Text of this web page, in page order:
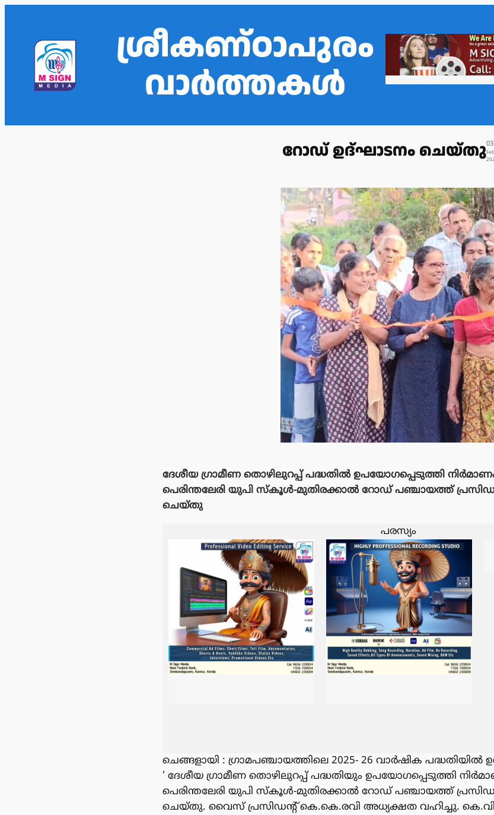
ശ്രീകണ്ഠാപുരം
വാർത്തകൾ
റോഡ് ഉദ്ഘാടനം ചെയ്തു03
ദേശീയ ഗ്രാമീണ തൊഴിലുറപ്പ് പദ്ധതിൽ ഉപയോഗപ്പെടുത്തി
പെരിന്തലേരി യുപി സ്കൂൾ-മുതിരക്കാൽ റോഡ് പഞ്ചായത്ത്
ചെയ്തു
പരസ്യം
ചെങ്ങളായി : ഗ്രാമപഞ്ചായത്തിലെ 2025- 26 വാർഷിക
‘ ദേശീയ ഗ്രാമീണ തൊഴിലുറപ്പ് പദ്ധതിയും ഉപയോഗപ്പെടുത്തി
പെരിന്തലേരി യുപി സ്കൂൾ-മുതിരക്കാൽ റോഡ് പഞ്ചായത്ത്
ചെയ്തു. വൈസ് പ്രസിഡൻ്റ് കെ.കെ.രവി അധ്യക്ഷത വഹിച്ചു.